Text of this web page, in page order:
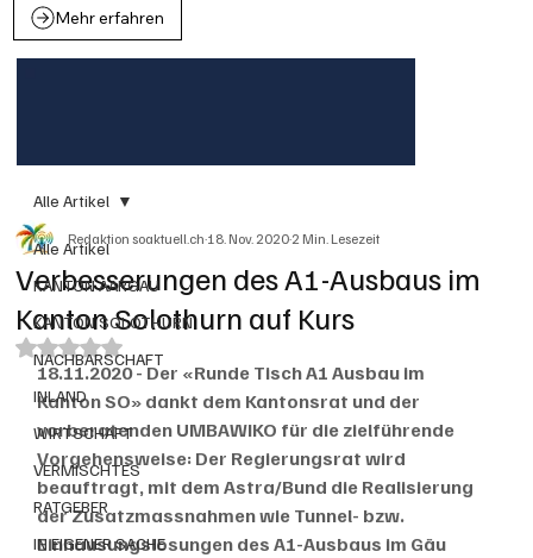
Mehr erfahren
Alle Artikel
KANTON AARGAU
KANTON SOLOTHURN
NACHBARSCHAFT
INLAND
WIRTSCHAFT
VERMISCHTES
RATGEBER
IN EIGENER SACHE
Alle Artikel
Verbesserungen des A1-Ausbaus im
Kanton Solothurn auf Kurs
Redaktion soaktuell.ch18. Nov. 20202 Min. Lesezeit
Mit NaN von 5 Sternen bewertet.
18.11.2020 - Der «Runde Tisch A1 Ausbau im
Kanton SO» dankt dem Kantonsrat und der
vorberatenden UMBAWIKO für die zielführende
Vorgehensweise: Der Regierungsrat wird
beauftragt, mit dem Astra/Bund die Realisierung
der Zusatzmassnahmen wie Tunnel- bzw.
Einhausungslösungen des A1-Ausbaus im Gäu